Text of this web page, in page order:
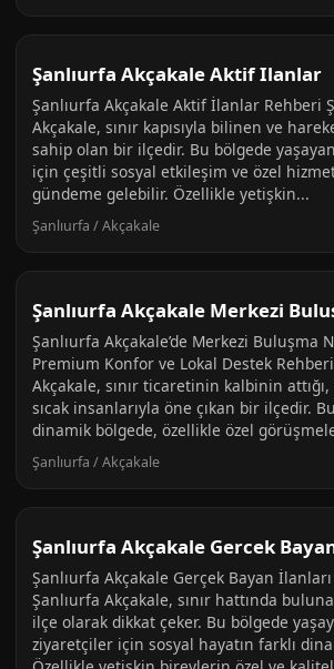
Şanlıurfa Akçakale Aktif Ilanlar
Şanlıurfa Akçakale Aktif İlanlar Rehberi
Akçakale, sınır kapısıyla bilinen ve
sahip olan bir ilçedir. Bu bölgede
için çeşitli sosyal etkileşim ve özel hizmet
gündeme gelebilir. Özellikle yetişkin...
Şanlıurfa / Akçakale
Şanlıurfa Akçakale Merkezi
Şanlıurfa Akçakale’de Merkezi Buluşma
Premium Konfor ve Lokal Destek
Akçakale, sınır ticaretinin kalbinin
sıcak insanlarıyla öne çıkan bir ilçedir.
dinamik bölgede, özellikle özel
Şanlıurfa / Akçakale
Şanlıurfa Akçakale Gercek
Şanlıurfa Akçakale Gerçek Bayan
Şanlıurfa Akçakale, sınır hattında
ilçe olarak dikkat çeker. Bu bölgede
ziyaretçiler için sosyal hayatın farklı